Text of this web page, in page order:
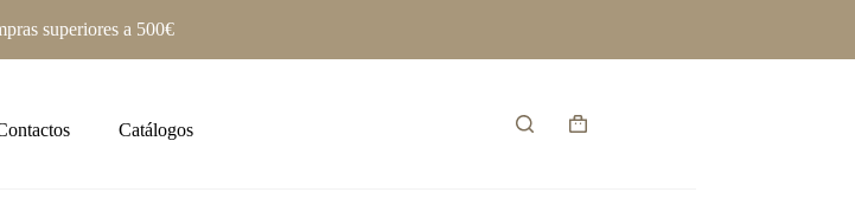
superiores a 500€
Catálogos
Carrinho